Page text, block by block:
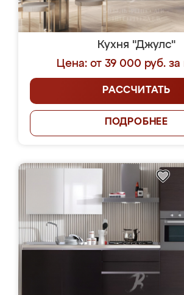
Кухня "Джулс"
Цена: от 39 000 руб. за
РАССЧИТАТЬ
ПОДРОБНЕЕ